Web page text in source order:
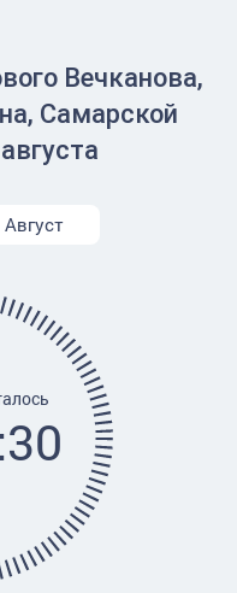
Вечканова,
Самарской
Август